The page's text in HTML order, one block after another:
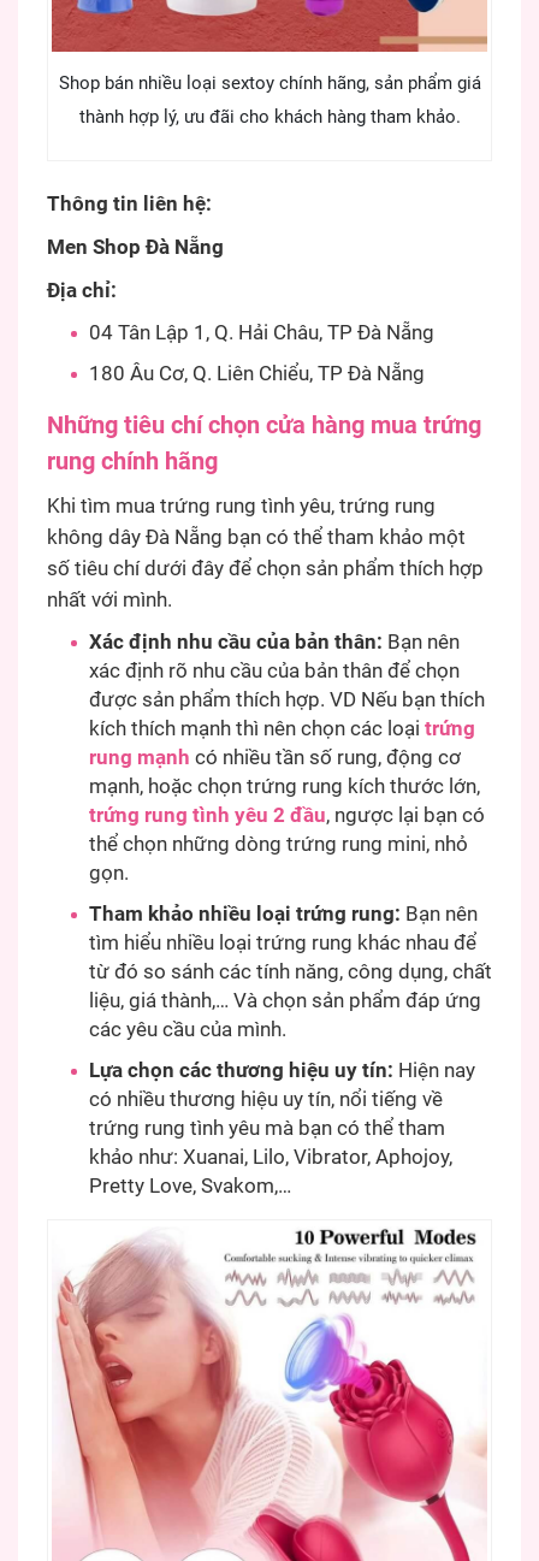
Shop bán nhiều loại sextoy chính hãng, sản phẩm giá
thành hợp lý, ưu đãi cho khách hàng tham khảo.
Thông tin liên hệ:
Men Shop Đà Nẵng
Địa chỉ:
04 Tân Lập 1, Q. Hải Châu, TP Đà Nẵng
180 Âu Cơ, Q. Liên Chiểu, TP Đà Nẵng
Những tiêu chí chọn cửa hàng mua trứng
rung chính hãng
Khi tìm mua trứng rung tình yêu, trứng rung
không dây Đà Nẵng bạn có thể tham khảo một
số tiêu chí dưới đây để chọn sản phẩm thích hợp
nhất với mình.
Xác định nhu cầu của bản thân: Bạn nên
xác định rõ nhu cầu của bản thân để chọn
được sản phẩm thích hợp. VD Nếu bạn thích
kích thích mạnh thì nên chọn các loại trứng
rung mạnh có nhiều tần số rung, động cơ
mạnh, hoặc chọn trứng rung kích thước lớn,
trứng rung tình yêu 2 đầu, ngược lại bạn có
thể chọn những dòng trứng rung mini, nhỏ
gọn.
Tham khảo nhiều loại trứng rung: Bạn nên
tìm hiểu nhiều loại trứng rung khác nhau để
từ đó so sánh các tính năng, công dụng, chất
liệu, giá thành,… Và chọn sản phẩm đáp ứng
các yêu cầu của mình.
Lựa chọn các thương hiệu uy tín: Hiện nay
có nhiều thương hiệu uy tín, nổi tiếng về
trứng rung tình yêu mà bạn có thể tham
khảo như: Xuanai, Lilo, Vibrator, Aphojoy,
Pretty Love, Svakom,…